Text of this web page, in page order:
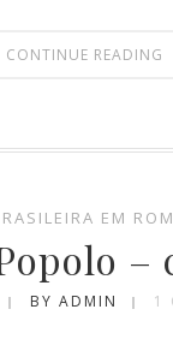
CONTINUE READING
EM
–
BY ADMIN 1